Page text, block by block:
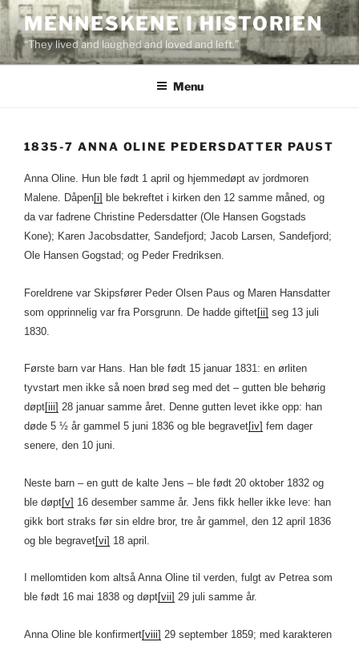
Skip
to
content
MENNESKENE I HISTORIEN
“They lived and laughed and loved and left.”
Menu
1835-7 ANNA OLINE PEDERSDATTER PAUST
Anna Oline. Hun ble født 1 april og hjemmedøpt av jordmoren
Malene. Dåpen[i] ble bekreftet i kirken den 12 samme måned, og
da var fadrene Christine Pedersdatter (Ole Hansen Gogstads
Kone); Karen Jacobsdatter, Sandefjord; Jacob Larsen, Sandefjord;
Ole Hansen Gogstad; og Peder Fredriksen.
Foreldrene var Skipsfører Peder Olsen Paus og Maren Hansdatter
som opprinnelig var fra Porsgrunn. De hadde giftet[ii] seg 13 juli
1830.
Første barn var Hans. Han ble født 15 januar 1831: en ørliten
tyvstart men ikke så noen brød seg med det – gutten ble behørig
døpt[iii] 28 januar samme året. Denne gutten levet ikke opp: han
døde 5 ½ år gammel 5 juni 1836 og ble begravet[iv] fem dager
senere, den 10 juni.
Neste barn – en gutt de kalte Jens – ble født 20 oktober 1832 og
ble døpt[v] 16 desember samme år. Jens fikk heller ikke leve: han
gikk bort straks før sin eldre bror, tre år gammel, den 12 april 1836
og ble begravet[vi] 18 april.
I mellomtiden kom altså Anna Oline til verden, fulgt av Petrea som
ble født 16 mai 1838 og døpt[vii] 29 juli samme år.
Anna Oline ble konfirmert[viii] 29 september 1859; med karakteren